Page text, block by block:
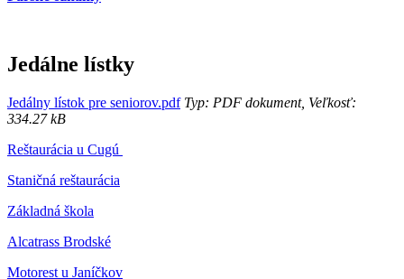
Jedálne lístky
Jedálny lístok pre seniorov.pdfTyp: PDF dokument, Veľkosť:
334.27 kB
Reštaurácia u Cugú
Staničná reštaurácia
Základná škola
Alcatrass Brodské
Motorest u Janíčkov